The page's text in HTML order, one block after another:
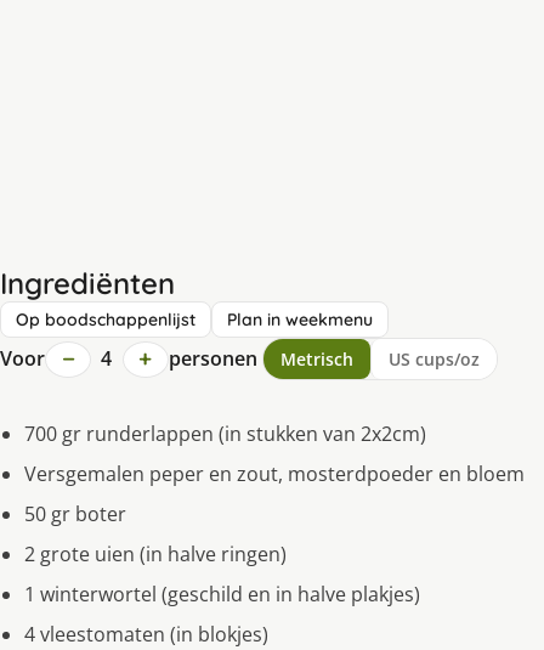
Ingrediënten
Op boodschappenlijst Plan in weekmenu
Voor − 4 + personen Metrisch US cups/oz
700 gr runderlappen (in stukken van 2x2cm)
Versgemalen peper en zout, mosterdpoeder en bloem
50 gr boter
2 grote uien (in halve ringen)
1 winterwortel (geschild en in halve plakjes)
4 vleestomaten (in blokjes)